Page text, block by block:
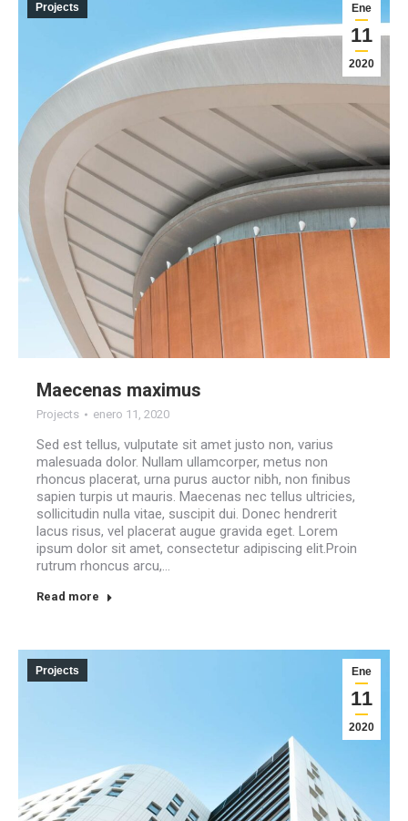
Ene
11
2020
Projects
Maecenas maximus
Projects enero 11, 2020
Sed est tellus, vulputate sit amet justo non, varius
malesuada dolor. Nullam ullamcorper, metus non
rhoncus placerat, urna purus auctor nibh, non finibus
sapien turpis ut mauris. Maecenas nec tellus ultricies,
sollicitudin nulla vitae, suscipit dui. Donec hendrerit
lacus risus, vel placerat augue gravida eget. Lorem
ipsum dolor sit amet, consectetur adipiscing elit.Proin
rutrum rhoncus arcu,…
Read more
Ene
11
2020
Projects